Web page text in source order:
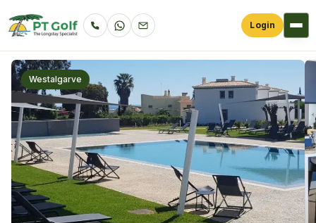
Login
Westalgarve